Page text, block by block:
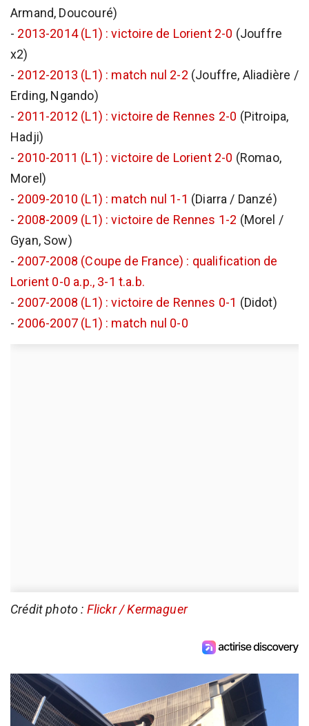
Armand, Doucouré)
- 2013-2014 (L1) : victoire de Lorient 2-0 (Jouffre
x2)
- 2012-2013 (L1) : match nul 2-2 (Jouffre, Aliadière /
Erding, Ngando)
- 2011-2012 (L1) : victoire de Rennes 2-0 (Pitroipa,
Hadji)
- 2010-2011 (L1) : victoire de Lorient 2-0 (Romao,
Morel)
- 2009-2010 (L1) : match nul 1-1 (Diarra / Danzé)
- 2008-2009 (L1) : victoire de Rennes 1-2 (Morel /
Gyan, Sow)
- 2007-2008 (Coupe de France) : qualification de
Lorient 0-0 a.p., 3-1 t.a.b.
- 2007-2008 (L1) : victoire de Rennes 0-1 (Didot)
- 2006-2007 (L1) : match nul 0-0
Crédit photo : Flickr / Kermaguer